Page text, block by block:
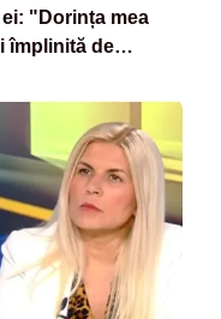
"Dorința mea
împlinită de